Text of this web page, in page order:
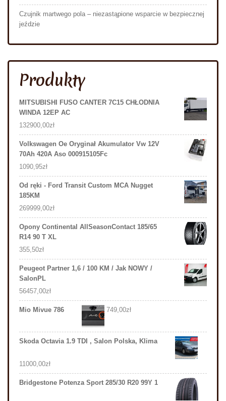
Czujnik martwego pola – niezastąpione wsparcie w bezpiecznej
jeździe
Produkty
MITSUBISHI FUSO CANTER 7C15 CHŁODNIA
WINDA 12EP AC
132900,00zł
Volkswagen Oe Oryginał Akumulator Vw 12V
70Ah 420A Aso 000915105Fc
1090,95zł
Od ręki - Ford Transit Custom MCA Nugget
185KM
269999,00zł
Opony Continental AllSeasonContact 185/65
R14 90 T XL
355,50zł
Peugeot Partner 1,6 / 100 KM / Jak NOWY /
SalonPL
56457,00zł
Mio Mivue 786 749,00zł
Skoda Octavia 1.9 TDI , Salon Polska, Klima
11000,00zł
Bridgestone Potenza Sport 285/30 R20 99Y 1